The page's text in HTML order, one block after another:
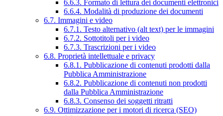
6.6.3. Formato di lettura dei documenti elettronici
6.6.4. Modalità di produzione dei documenti
6.7. Immagini e video
6.7.1. Testo alternativo (alt text) per le immagini
6.7.2. Sottotitoli per i video
6.7.3. Trascrizioni per i video
6.8. Proprietà intellettuale e privacy
6.8.1. Pubblicazione di contenuti prodotti dalla
Pubblica Amministrazione
6.8.2. Pubblicazione di contenuti non prodotti
dalla Pubblica Amministrazione
6.8.3. Consenso dei soggetti ritratti
6.9. Ottimizzazione per i motori di ricerca (SEO)